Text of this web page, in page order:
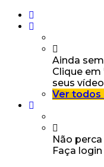
Ainda
Clique
seus
Ver todos
Não
Faça